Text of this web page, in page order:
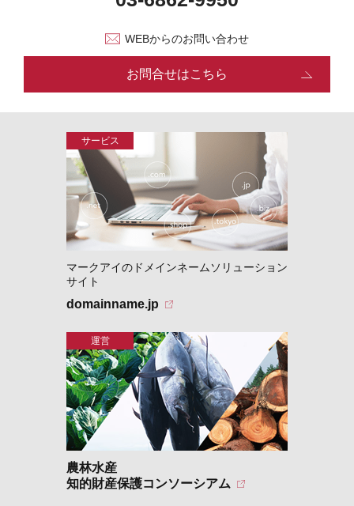
WEBからのお問い合わせ
お問合せはこちら
マークアイのドメインネームソリューション
サイト
domainname.jp
農林水産
知的財産保護コンソーシアム